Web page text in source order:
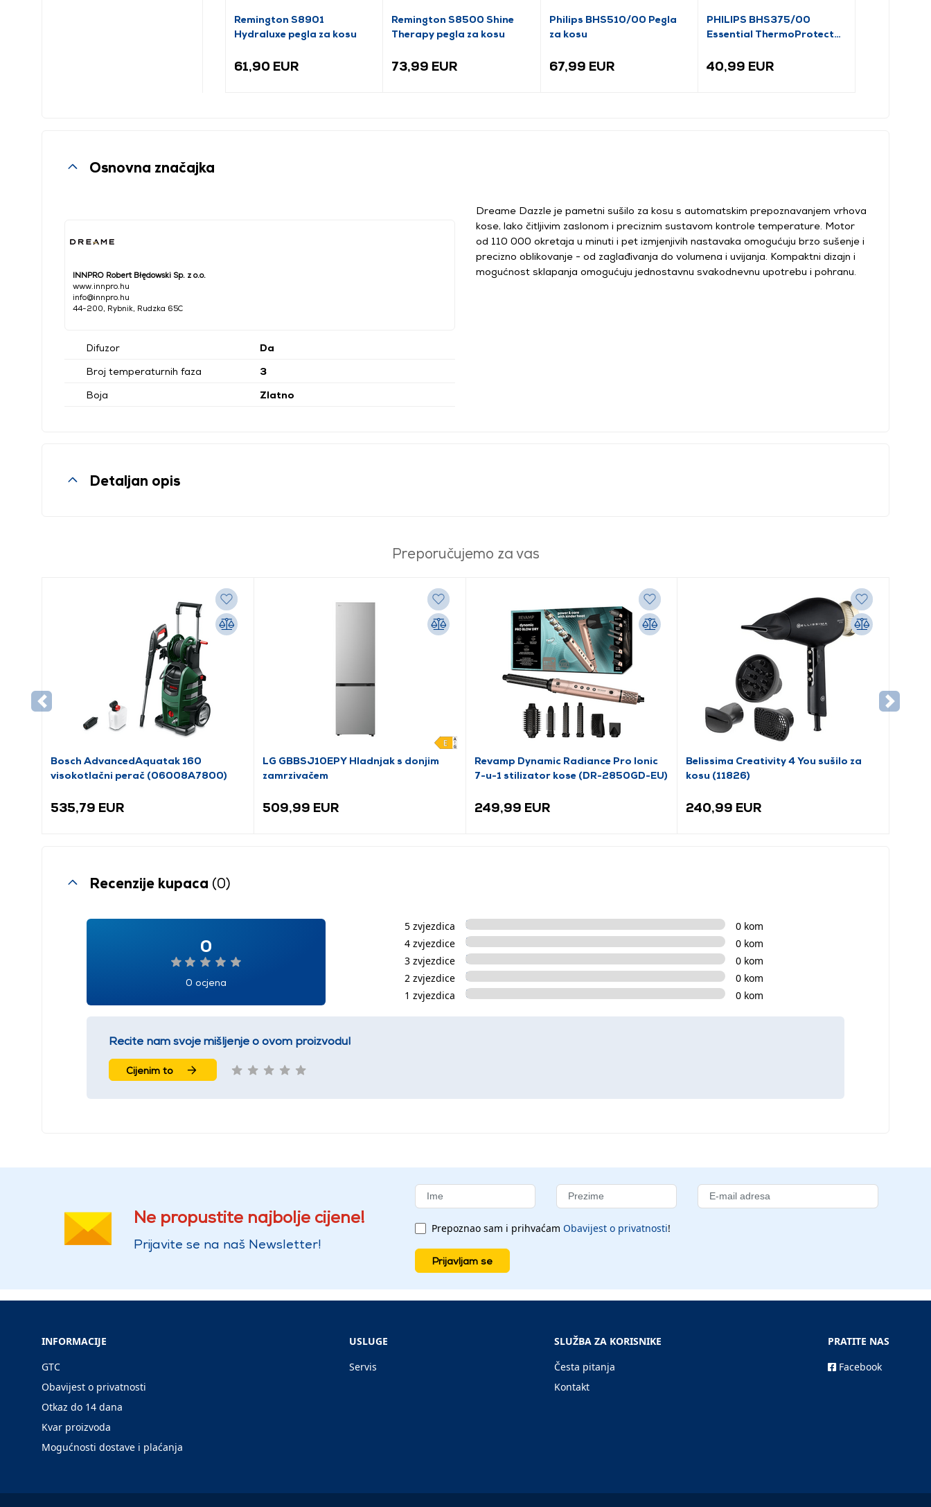
Remington S8901
Hydraluxe pegla za kosu
61,90 EUR
Remington S8500 Shine
Therapy pegla za kosu
73,99 EUR
Philips BHS510/00 Pegla
za kosu
67,99 EUR
PHILIPS BHS375/00
Essential ThermoProtect
40,99 EUR
Osnovna značajka
INNPRO Robert Błędowski Sp. z o.o.
www.innpro.hu
info@innpro.hu
44-200, Rybnik, Rudzka 65C
Difuzor
Da
Broj temperaturnih faza
3
Boja
Zlatno
Dreame Dazzle je pametni sušilo za kosu s automatskim prepoznavanjem vrhova
kose, lako čitljivim zaslonom i preciznim sustavom kontrole temperature. Motor
od 110 000 okretaja u minuti i pet izmjenjivih nastavaka omogućuju brzo sušenje i
precizno oblikovanje - od zaglađivanja do volumena i uvijanja. Kompaktni dizajn i
mogućnost sklapanja omogućuju jednostavnu svakodnevnu upotrebu i pohranu.
Detaljan opis
Preporučujemo za vas
Bosch AdvancedAquatak 160
visokotlačni perač (06008A7800)
535,79 EUR
LG GBBSJ10EPY Hladnjak s donjim
zamrzivačem
509,99 EUR
Revamp Dynamic Radiance Pro Ionic
7-u-1 stilizator kose (DR-2850GD-EU)
249,99 EUR
Belissima Creativity 4 You sušilo za
kosu (11826)
240,99 EUR
Recenzije kupaca (0)
0
0 ocjena
5 zvjezdica
0 kom
4 zvjezdice
0 kom
3 zvjezdice
0 kom
2 zvjezdice
0 kom
1 zvjezdica
0 kom
Recite nam svoje mišljenje o ovom proizvodu!
Cijenim to
Ne propustite najbolje cijene!
Prijavite se na naš Newsletter!
Prepoznao sam i prihvaćam Obavijest o privatnosti!
Prijavljam se
INFORMACIJE
GTC
Obavijest o privatnosti
Otkaz do 14 dana
Kvar proizvoda
Mogućnosti dostave i plaćanja
USLUGE
Servis
SLUŽBA ZA KORISNIKE
Česta pitanja
Kontakt
PRATITE NAS
Facebook